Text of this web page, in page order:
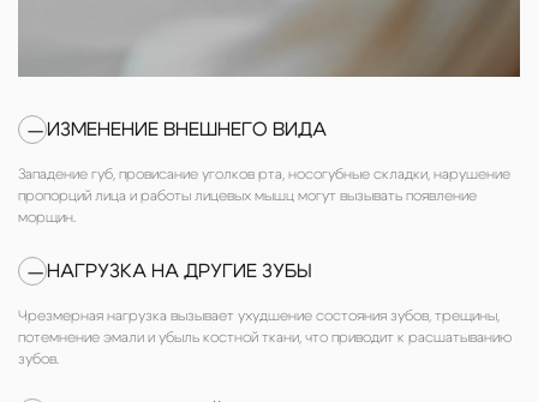
— ИЗМЕНЕНИЕ ВНЕШНЕГО ВИДА
Западение губ, провисание уголков рта, носогубные складки, нарушение
пропорций лица и работы лицевых мышц могут вызывать появление
морщин.
— НАГРУЗКА НА ДРУГИЕ ЗУБЫ
Чрезмерная нагрузка вызывает ухудшение состояния зубов, трещины,
потемнение эмали и убыль костной ткани, что приводит к расшатыванию
зубов.